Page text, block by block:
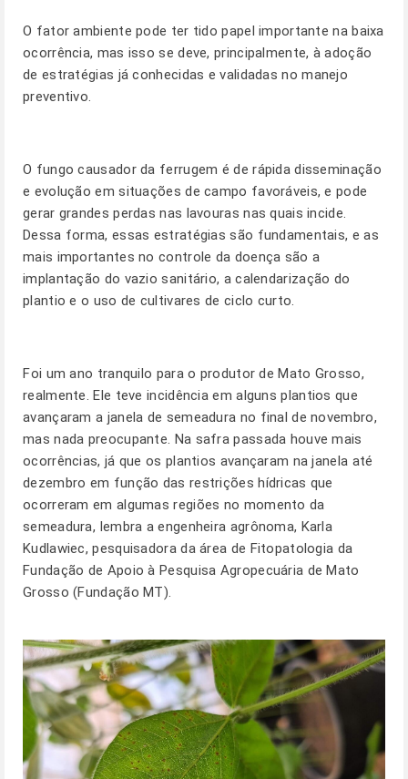
O fator ambiente pode ter tido papel importante na baixa
ocorrência, mas isso se deve, principalmente, à adoção
de estratégias já conhecidas e validadas no manejo
preventivo.
O fungo causador da ferrugem é de rápida disseminação
e evolução em situações de campo favoráveis, e pode
gerar grandes perdas nas lavouras nas quais incide.
Dessa forma, essas estratégias são fundamentais, e as
mais importantes no controle da doença são a
implantação do vazio sanitário, a calendarização do
plantio e o uso de cultivares de ciclo curto.
Foi um ano tranquilo para o produtor de Mato Grosso,
realmente. Ele teve incidência em alguns plantios que
avançaram a janela de semeadura no final de novembro,
mas nada preocupante. Na safra passada houve mais
ocorrências, já que os plantios avançaram na janela até
dezembro em função das restrições hídricas que
ocorreram em algumas regiões no momento da
semeadura, lembra a engenheira agrônoma, Karla
Kudlawiec, pesquisadora da área de Fitopatologia da
Fundação de Apoio à Pesquisa Agropecuária de Mato
Grosso (Fundação MT).